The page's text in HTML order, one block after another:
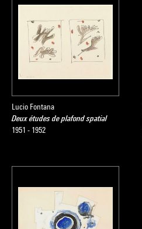
Lucio Fontana
Deux études de plafond spatial
1951 - 1952